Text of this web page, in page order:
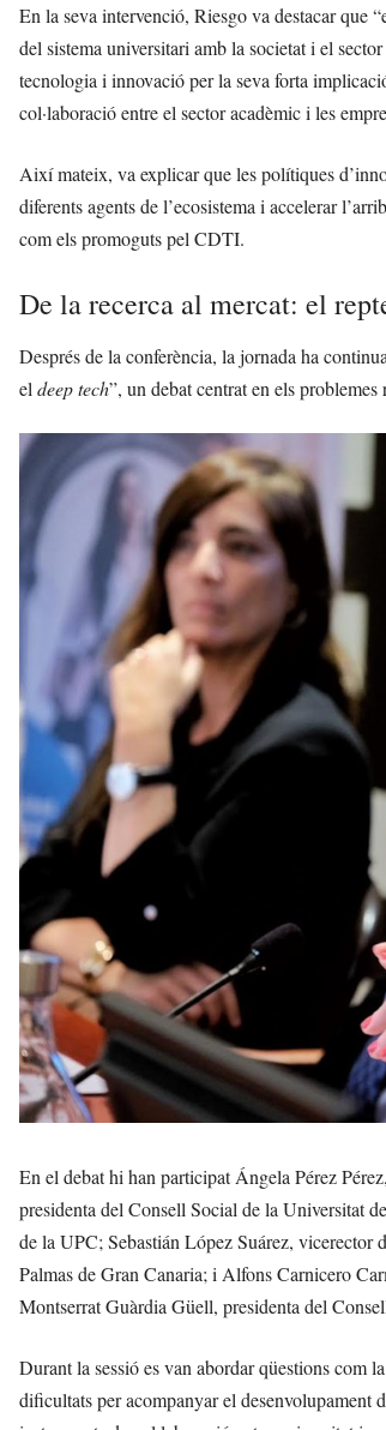
En la seva intervenció, Riesgo va destacar que
del sistema universitari amb la societat i el
tecnologia i innovació per la seva forta
col·laboració entre el sector acadèmic i les
Així mateix, va explicar que les polítiques
diferents agents de l’ecosistema i accelerar
com els promoguts pel CDTI.
De la recerca al mercat: el
Després de la conferència, la jornada ha
el deep tech”, un debat centrat en els
En el debat hi han participat Ángela Pérez
presidenta del Consell Social de la Universitat
de la UPC; Sebastián López Suárez,
Palmas de Gran Canaria; i Alfons Carnicero
Montserrat Guàrdia Güell, presidenta del
Durant la sessió es van abordar qüestions com
dificultats per acompanyar el desenvolupament